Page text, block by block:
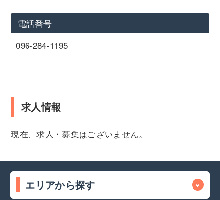
電話番号
096-284-1195
求人情報
現在、求人・募集はございません。
エリアから探す